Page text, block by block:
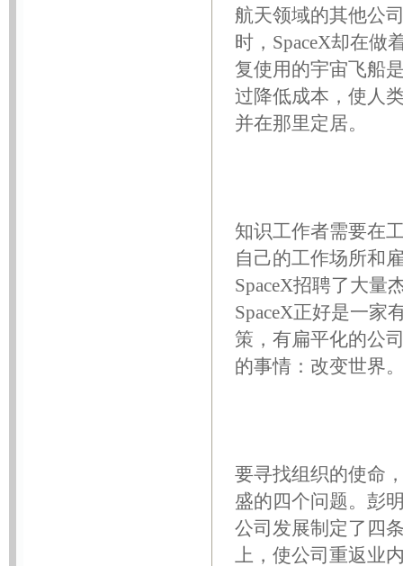
航天领域的其他公
时，SpaceX却在做
复使用的宇宙飞船
过降低成本，使人
并在那里定居。
知识工作者需要在
自己的工作场所和
SpaceX招聘了大量
SpaceX正好是一家
策，有扁平化的公
的事情：改变世界
要寻找组织的使命
盛的四个问题。彭
公司发展制定了四
上，使公司重返业